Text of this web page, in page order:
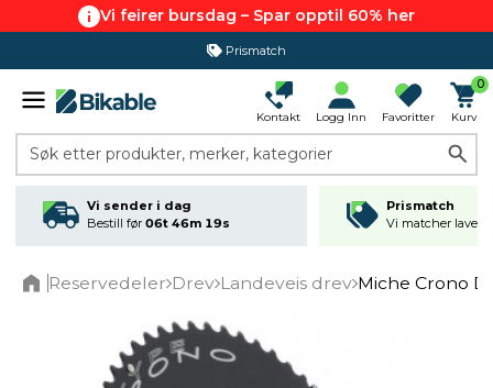
Vi feirer bursdag – Spar opptil 60% her
Prismatch
Kontakt Logg Inn Favoritter
0
Kurv
Søk etter produkter, merker, kategorier
Vi sender i dag
Bestill før 06t 46m 19s
Prismatch
Vi matcher
Reservedeler Drev Landeveis drev Miche Crono